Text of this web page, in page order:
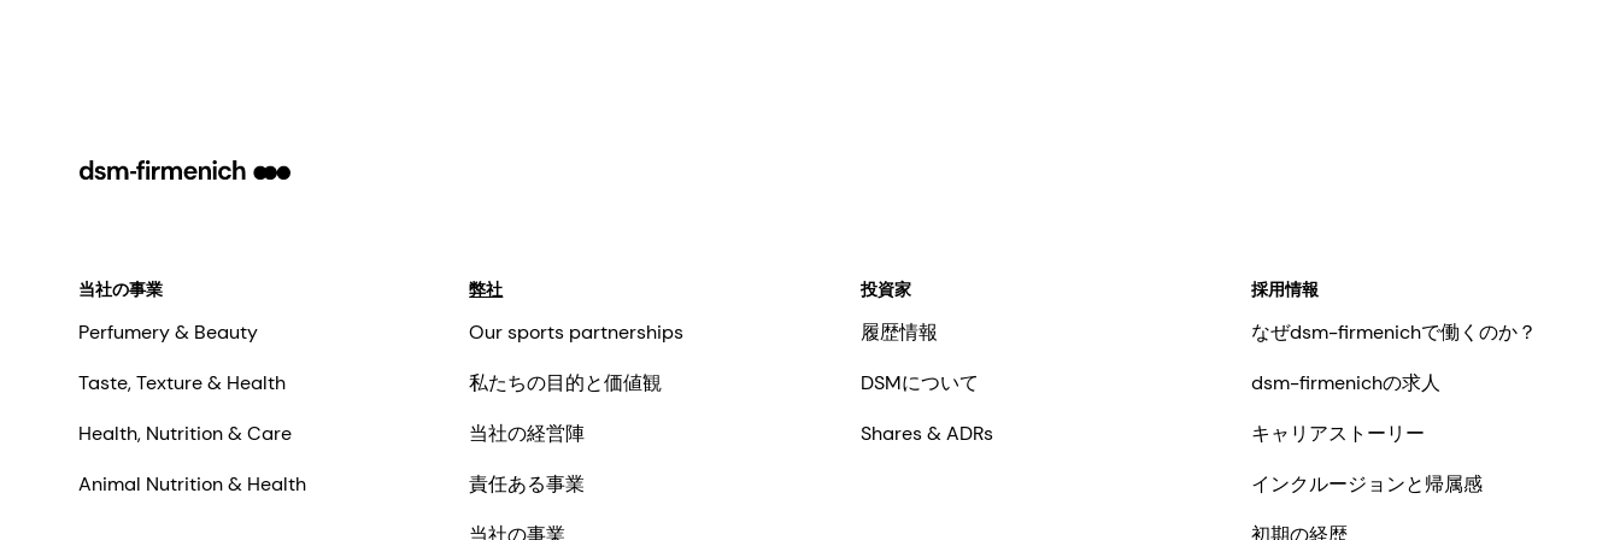
当社の事業
Perfumery & Beauty
Taste, Texture & Health
Health, Nutrition & Care
Animal Nutrition & Health
弊社
Our sports partnerships
私たちの目的と価値観
当社の経営陣
責任ある事業
当社の事業
投資家
履歴情報
DSMについて
Shares & ADRs
採用情報
なぜdsm-firmenichで働くのか？
dsm-firmenichの求人
キャリアストーリー
インクルージョンと帰属感
初期の経歴